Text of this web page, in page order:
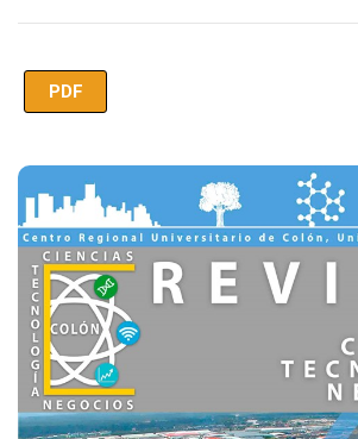
PDF
Imagen de portada